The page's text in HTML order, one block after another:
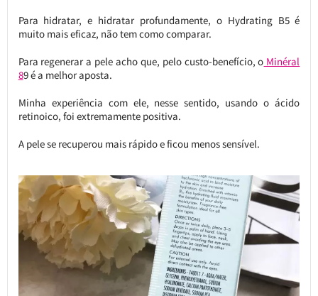
Para hidratar, e hidratar profundamente, o Hydrating B5 é
muito mais eficaz, não tem como comparar.
Para regenerar a pele acho que, pelo custo-benefício, o Minéral
89 é a melhor aposta.
Minha experiência com ele, nesse sentido, usando o ácido
retinoico, foi extremamente positiva.
A pele se recuperou mais rápido e ficou menos sensível.